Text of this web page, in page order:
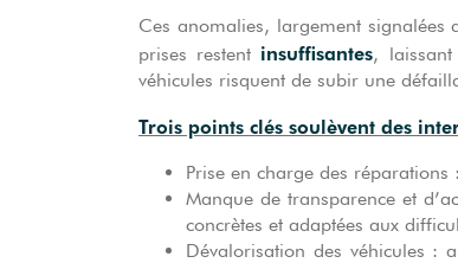
Ces anomalies, largement signalées
prises restent insuffisantes, laissant
véhicules risquent de subir une
Trois points clés soulèvent des
Prise en charge des
Manque de transparence et
concrètes et adaptées aux
Dévalorisation des véhicules :